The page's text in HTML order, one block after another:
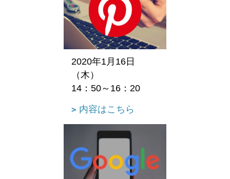
2020年1月16日
（木）
14：50～16：20
内容はこちら